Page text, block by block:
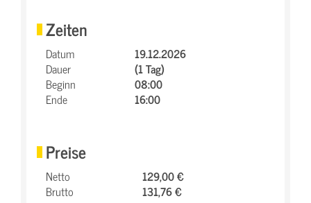
Zeiten
Datum
19.12.2026
Dauer
(1 Tag)
Beginn
08:00
Ende
16:00
Preise
Netto
129,00 €
Brutto
131,76 €